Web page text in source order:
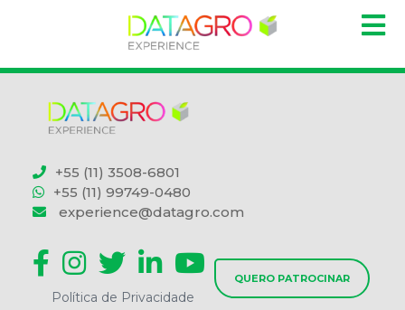
+55 (11) 3508-6801
+55 (11) 99749-0480
experience@datagro.com
Política de Privacidade
QUERO PATROCINAR